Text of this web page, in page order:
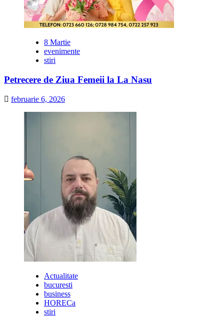
8 Martie
evenimente
stiri
Petrecere de Ziua Femeii la La Nasu
februarie 6, 2026
Actualitate
bucuresti
business
HORECa
stiri